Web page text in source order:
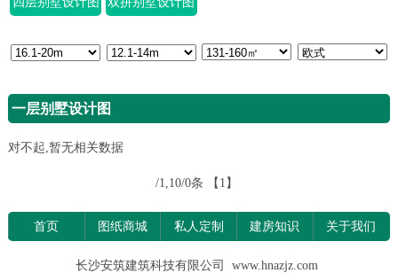
一层别墅设计图
对不起,暂无相关数据
/1,10/0条 【1】
首页 图纸商城 私人定制 建房知识 关于我们
长沙安筑建筑科技有限公司 www.hnazjz.com